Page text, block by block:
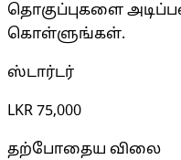
தொகுப்புகளை
கொள்ளுங்கள்.
ஸ்டார்டர்
LKR 75,000
தற்போதைய விலை